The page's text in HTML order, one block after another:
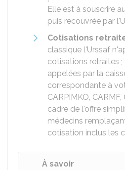
Elle est à souscrire
puis recouvrée par
Cotisations
classique l'Urssaf
cotisations retraites
appelées par la
correspondante à
CARPIMKO,
cadre de l'offre
médecins
cotisation inclus les
À savoir